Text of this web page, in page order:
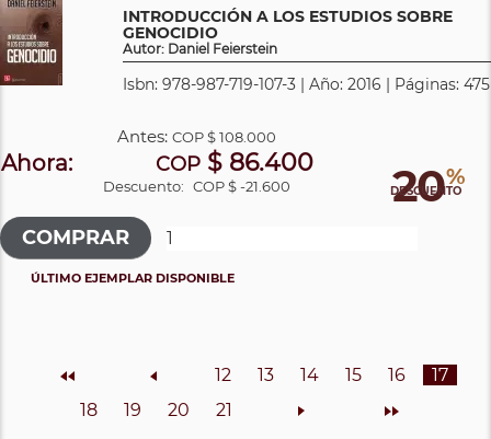
INTRODUCCIÓN A LOS ESTUDIOS SOBRE
GENOCIDIO
Autor: Daniel Feierstein
Isbn: 978-987-719-107-3 | Año: 2016 | Páginas: 475
20%
DESCUENTO
Antes: COP$ 108.000
Ahora: COP $ 86.400
Descuento: COP $ -21.600
ÚLTIMO EJEMPLAR DISPONIBLE
Inicio Anterior 12 13 14 15 16
17
18
19 20 21 Siguiente Final